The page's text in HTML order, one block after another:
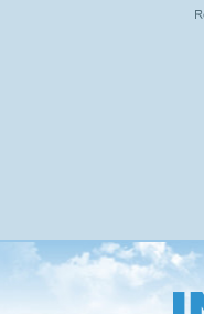
Přejít
na
hlavní
obsah